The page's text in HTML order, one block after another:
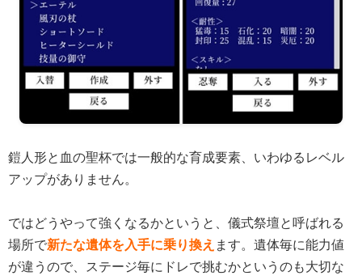
鎧人形と血の聖杯では一般的な育成要素、いわゆるレベル
アップがありません。
ではどうやって強くなるかというと、儀式祭壇と呼ばれる
場所で新たな遺体を入手に乗り換え ます。遺体毎に能力値
が違うので、ステージ毎にドレで挑むかというのも大切な